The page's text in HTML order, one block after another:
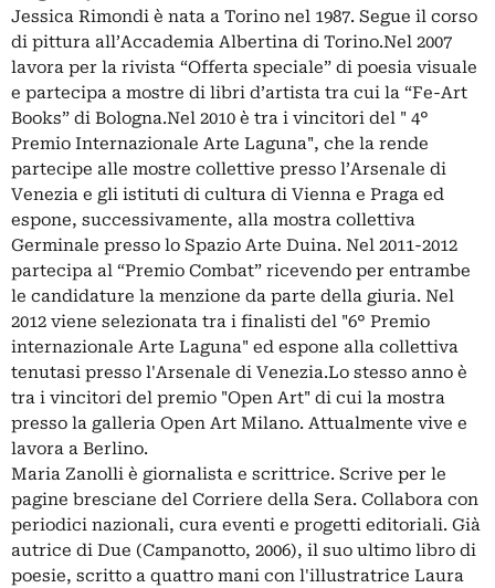
Jessica Rimondi è nata a Torino nel 1987. Segue il corso
di pittura all’Accademia Albertina di Torino.Nel 2007
lavora per la rivista “Offerta speciale” di poesia visuale
e partecipa a mostre di libri d’artista tra cui la “Fe-Art
Books” di Bologna.Nel 2010 è tra i vincitori del " 4°
Premio Internazionale Arte Laguna", che la rende
partecipe alle mostre collettive presso l’Arsenale di
Venezia e gli istituti di cultura di Vienna e Praga ed
espone, successivamente, alla mostra collettiva
Germinale presso lo Spazio Arte Duina. Nel 2011-2012
partecipa al “Premio Combat” ricevendo per entrambe
le candidature la menzione da parte della giuria. Nel
2012 viene selezionata tra i finalisti del "6° Premio
internazionale Arte Laguna" ed espone alla collettiva
tenutasi presso l'Arsenale di Venezia.Lo stesso anno è
tra i vincitori del premio "Open Art" di cui la mostra
presso la galleria Open Art Milano. Attualmente vive e
lavora a Berlino.
Maria Zanolli è giornalista e scrittrice. Scrive per le
pagine bresciane del Corriere della Sera. Collabora con
periodici nazionali, cura eventi e progetti editoriali. Già
autrice di Due (Campanotto, 2006), il suo ultimo libro di
poesie, scritto a quattro mani con l'illustratrice Laura